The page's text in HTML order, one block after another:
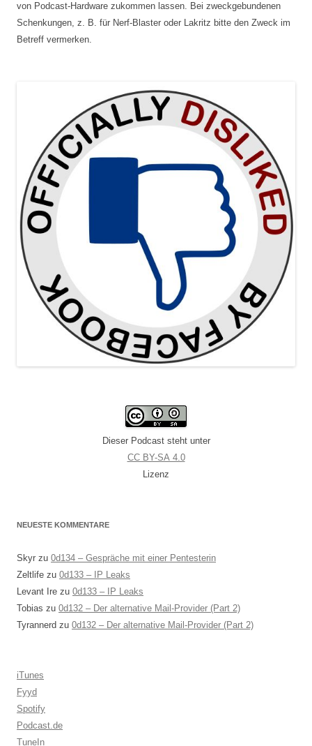
von Podcast-Hardware zukommen lassen. Bei zweckgebundenen
Schenkungen, z. B. für Nerf-Blaster oder Lakritz bitte den Zweck im
Betreff vermerken.
Dieser Podcast steht unter
CC BY-SA 4.0
Lizenz
NEUESTE KOMMENTARE
Skyr zu 0d134 – Gespräche mit einer Pentesterin
Zeltlife zu 0d133 – IP Leaks
Levant Ire zu 0d133 – IP Leaks
Tobias zu 0d132 – Der alternative Mail-Provider (Part 2)
Tyrannerd zu 0d132 – Der alternative Mail-Provider (Part 2)
iTunes
Fyyd
Spotify
Podcast.de
TuneIn